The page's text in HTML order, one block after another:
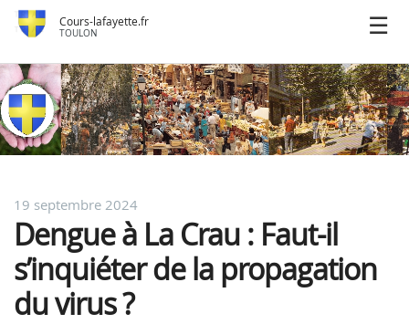
Cours-lafayette.fr
TOULON
19 septembre 2024
Dengue à La Crau : Faut-il
s’inquiéter de la propagation
du virus ?